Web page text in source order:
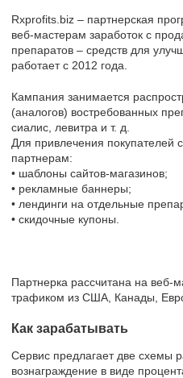
Rxprofits.biz – партнерская
веб-мастерам заработок с
препаратов – средств для
работает с 2012 года.
Кампания занимается
(аналогов) востребованных
сиалис, левитра и т. д.
Для привлечения покупателей
партнерам:
• шаблоны сайтов-магазинов;
• рекламные баннеры;
• лендинги на отдельные
• скидочные купоны.
Партнерка рассчитана на веб-
трафиком из США, Канады,
Как зарабатывать
Сервис предлагает две схемы
вознаграждение в виде